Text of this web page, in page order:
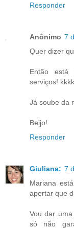
Responder
Anônimo 7
Quer dizer
Então está
serviços! kkkk
Já soube da
Beijo!
Responder
Giuliana: 7
Mariana
apertar que
Vou dar
só não